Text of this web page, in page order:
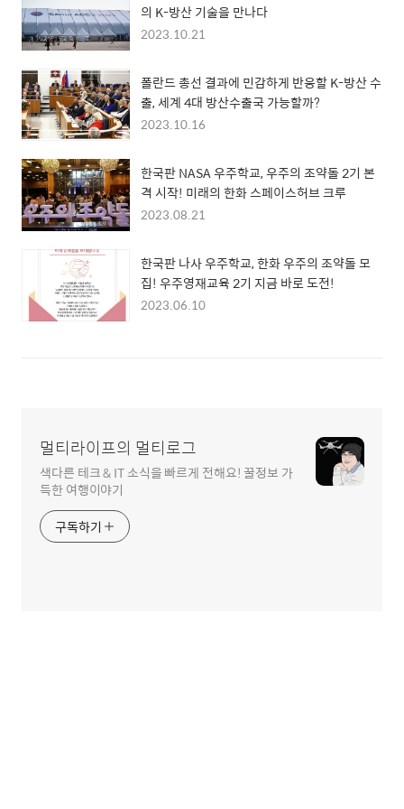
의 K-방산 기술을 만나다
2023.10.21
폴란드 총선 결과에 민감하게 반응할 K-방산 수
출, 세계 4대 방산수출국 가능할까?
2023.10.16
한국판 NASA 우주학교, 우주의 조약돌 2기 본
격 시작! 미래의 한화 스페이스허브 크루
2023.08.21
한국판 나사 우주학교, 한화 우주의 조약돌 모
집! 우주영재교육 2기 지금 바로 도전!
2023.06.10
멀티라이프의 멀티로그
색다른 테크 & IT 소식을 빠르게 전해요! 꿀정보 가
득한 여행이야기
구독하기